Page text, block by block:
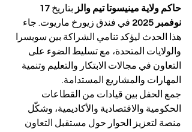
حاكم ولاية مينيسوتا تيم والز بتاريخ
نوفمبر 2025
في فندق زيورخ ماريوت. جاء
هذا الحدث ليؤكد تنامي الشراكة بين سويسرا
والولايات المتحدة، مع تسليط الضوء على
التعاون في مجالات الابتكار والتعليم وتنمية
المهارات والمشاريع المستدامة.
جمع الحفل بين قيادات من القطاعات
الحكومية والاقتصادية والأكاديمية، وشكّل
منصة لتعزيز الحوار حول مستقبل التعاون